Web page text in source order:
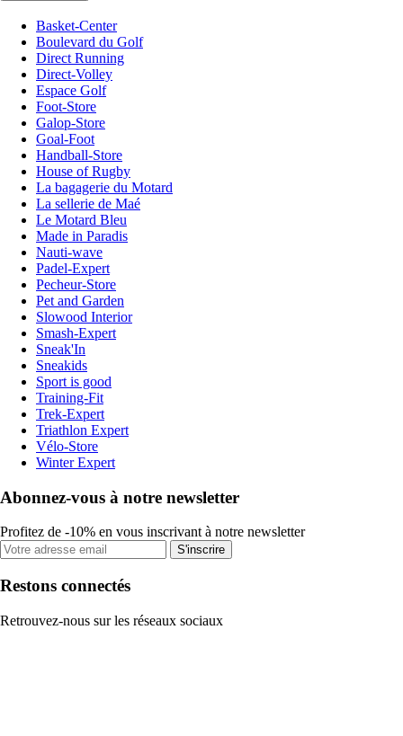
Basket-Center
Boulevard du Golf
Direct Running
Direct-Volley
Espace Golf
Foot-Store
Galop-Store
Goal-Foot
Handball-Store
House of Rugby
La bagagerie du Motard
La sellerie de Maé
Le Motard Bleu
Made in Paradis
Nauti-wave
Padel-Expert
Pecheur-Store
Pet and Garden
Slowood Interior
Smash-Expert
Sneak'In
Sneakids
Sport is good
Training-Fit
Trek-Expert
Triathlon Expert
Vélo-Store
Winter Expert
Abonnez-vous à notre newsletter
Profitez de -10% en vous inscrivant à notre newsletter
S'inscrire
Restons connectés
Retrouvez-nous sur les réseaux sociaux